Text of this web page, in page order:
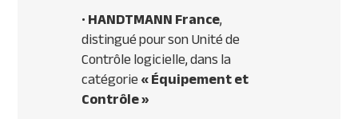
•HANDTMANNFrance,
distingué pour son Unité de
Contrôle logicielle, dans la
catégorie« Équipement et
Contrôle »